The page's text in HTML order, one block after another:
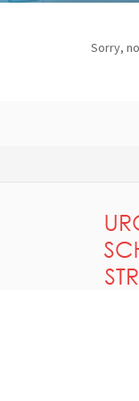
Sorry,